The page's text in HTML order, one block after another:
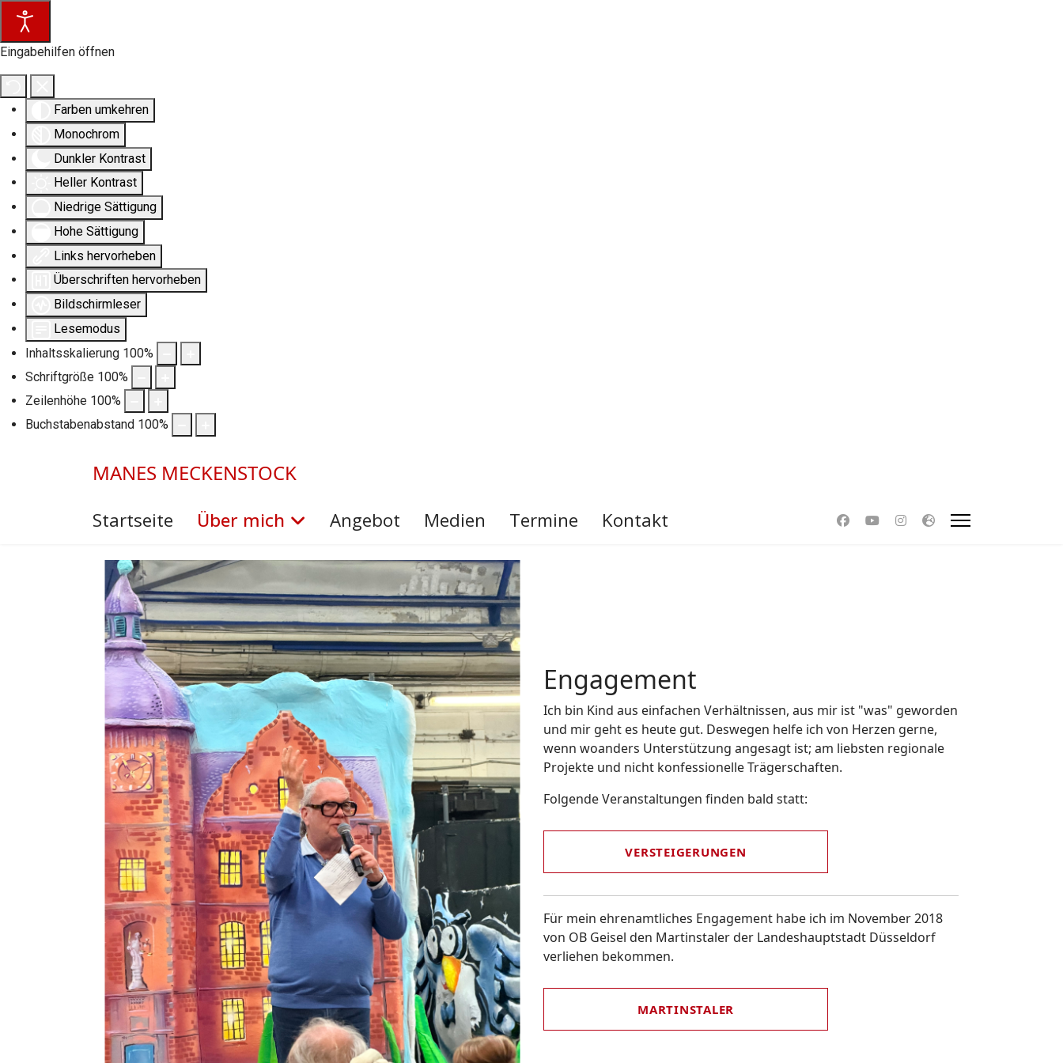
Eingabehilfen öffnen
Farben umkehren
Monochrom
Dunkler Kontrast
Heller Kontrast
Niedrige Sättigung
Hohe Sättigung
Links hervorheben
Überschriften hervorheben
Bildschirmleser
Lesemodus
Inhaltsskalierung 100%
Schriftgröße 100%
Zeilenhöhe 100%
Buchstabenabstand 100%
MANES MECKENSTOCK
Startseite Über mich Angebot Medien Termine Kontakt
Engagement
Ich bin Kind aus einfachen Verhältnissen, aus mir ist "was" geworden
und mir geht es heute gut. Deswegen helfe ich von Herzen gerne,
wenn woanders Unterstützung angesagt ist; am liebsten regionale
Projekte und nicht konfessionelle Trägerschaften.
Folgende Veranstaltungen finden bald statt:
VERSTEIGERUNGEN
Für mein ehrenamtliches Engagement habe ich im November 2018
von OB Geisel den Martinstaler der Landeshauptstadt Düsseldorf
verliehen bekommen.
MARTINSTALER